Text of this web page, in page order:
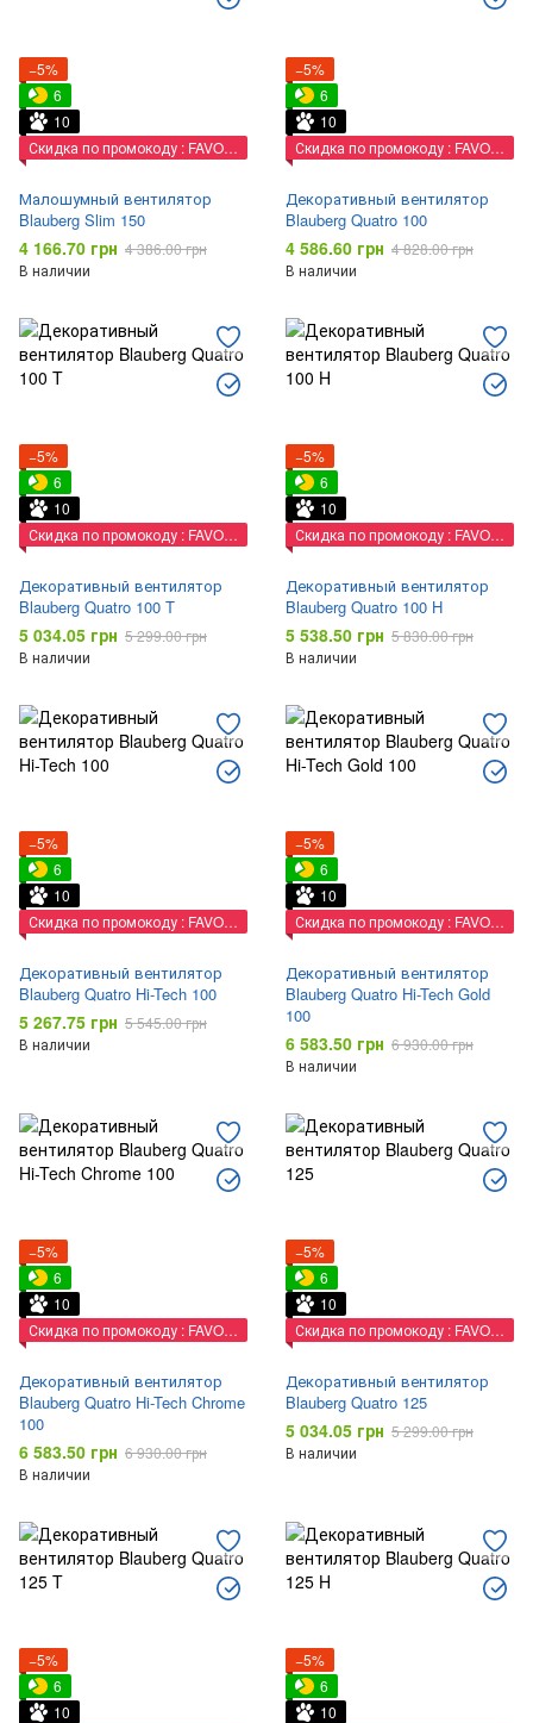
−5%
6
10
Скидка по промокоду : FAVORIT
Малошумный вентилятор
Blauberg Slim 150
4 166.70 грн 4 386.00 грн
В наличии
−5%
6
10
Скидка по промокоду : FAVORIT
Декоративный вентилятор
Blauberg Quatro 100
4 586.60 грн 4 828.00 грн
В наличии
−5%
6
10
Скидка по промокоду : FAVORIT
Декоративный вентилятор
Blauberg Quatro 100 T
5 034.05 грн 5 299.00 грн
В наличии
−5%
6
10
Скидка по промокоду : FAVORIT
Декоративный вентилятор
Blauberg Quatro 100 H
5 538.50 грн 5 830.00 грн
В наличии
−5%
6
10
Скидка по промокоду : FAVORIT
Декоративный вентилятор
Blauberg Quatro Hi-Tech 100
5 267.75 грн 5 545.00 грн
В наличии
−5%
6
10
Скидка по промокоду : FAVORIT
Декоративный вентилятор
Blauberg Quatro Hi-Tech Gold
100
6 583.50 грн 6 930.00 грн
В наличии
−5%
6
10
Скидка по промокоду : FAVORIT
Декоративный вентилятор
Blauberg Quatro Hi-Tech Chrome
100
6 583.50 грн 6 930.00 грн
В наличии
−5%
6
10
Скидка по промокоду : FAVORIT
Декоративный вентилятор
Blauberg Quatro 125
5 034.05 грн 5 299.00 грн
В наличии
−5%
6
10
−5%
6
10